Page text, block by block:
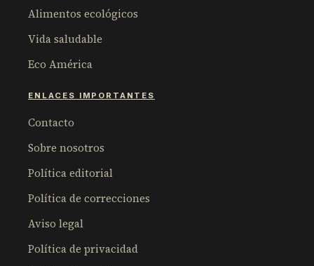
Alimentos ecológicos
Vida saludable
Eco América
ENLACES IMPORTANTES
Contacto
Sobre nosotros
Política editorial
Política de correcciones
Aviso legal
Política de privacidad